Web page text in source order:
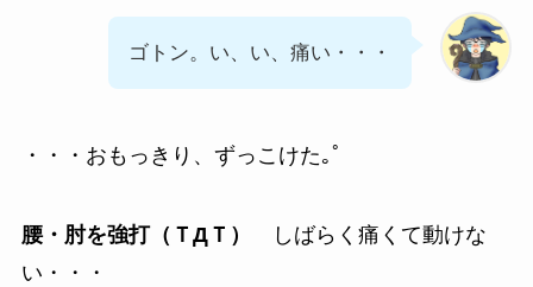
ゴトン。い、い、痛い・・・
・・・おもっきり、ずっこけた｡ﾟ
腰・肘を強打（ＴДＴ）
しばらく痛くて動けな
い・・・